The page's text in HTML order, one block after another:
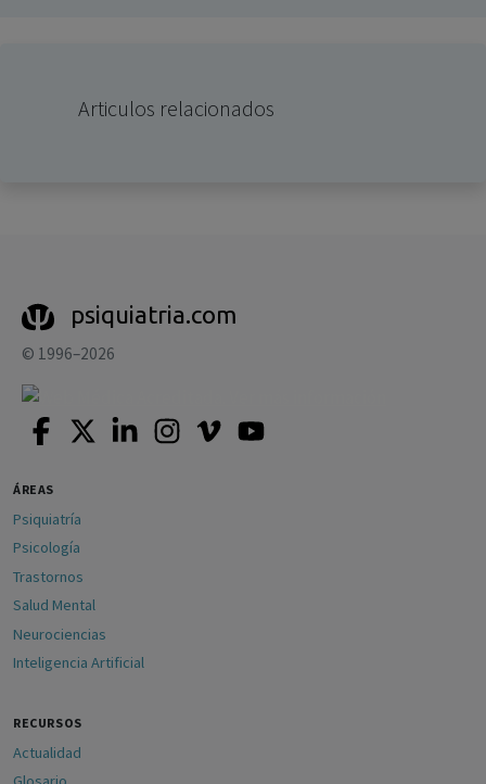
Articulos relacionados
psiquiatria.com
© 1996–2026
ÁREAS
Psiquiatría
Psicología
Trastornos
Salud Mental
Neurociencias
Inteligencia Artificial
RECURSOS
Actualidad